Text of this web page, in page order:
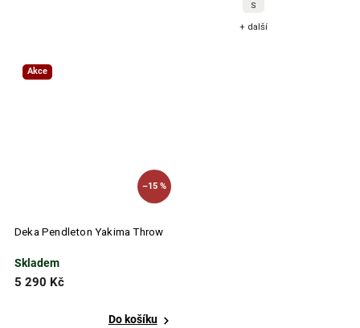
S
+ další
Akce
–15 %
Deka Pendleton Yakima Throw
Skladem
5 290 Kč
Do košíku